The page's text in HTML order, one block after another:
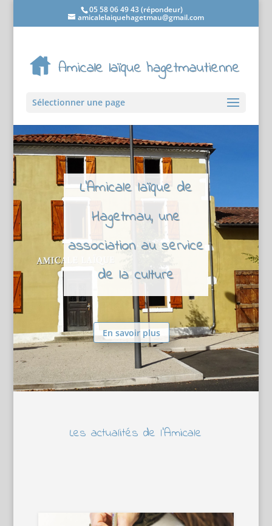
05 58 06 49 43 (répondeur)
amicalelaiquehagetmau@gmail.com
Sélectionner une page
L'Amicale laïque de
Hagetmau, une
association au service
de la culture
En savoir plus
Les actualités de l’Amicale